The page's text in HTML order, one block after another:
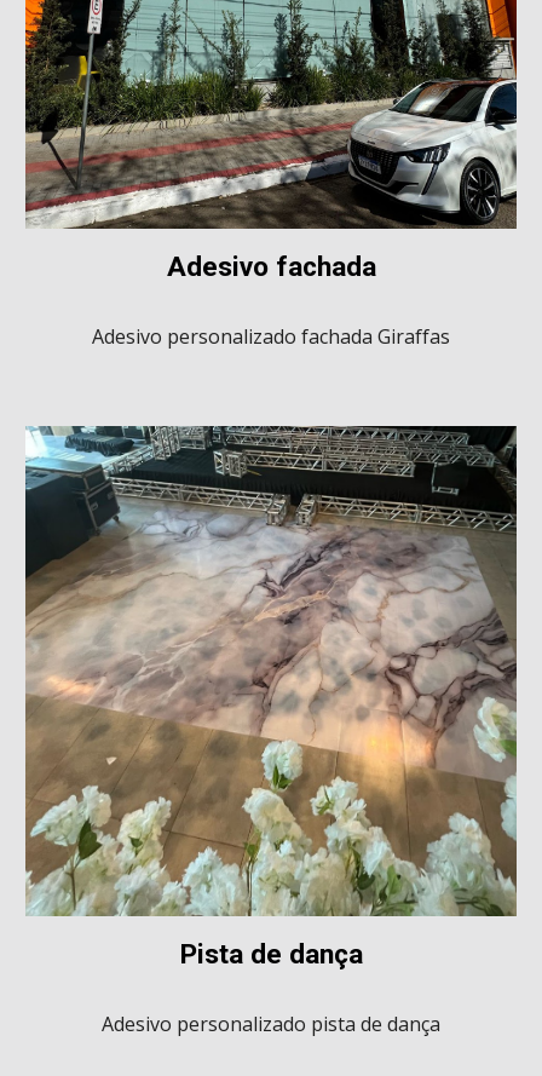
Adesivo fachada
Adesivo personalizado fachada Giraffas
Pista de dança
Adesivo personalizado pista de dança